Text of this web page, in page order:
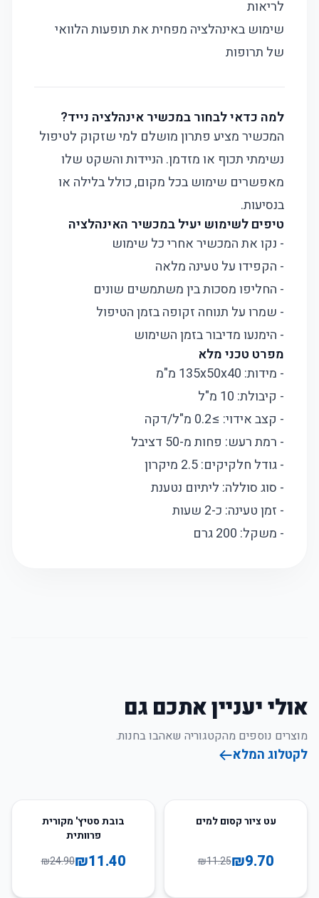
לריאות
שימוש באינהלציה מפחית את תופעות הלוואי
של תרופות
למה כדאי לבחור במכשיר אינהלציה נייד?
המכשיר מציע פתרון מושלם למי שזקוק לטיפול
נשימתי תכוף או מזדמן. הניידות והשקט שלו
מאפשרים שימוש בכל מקום, כולל בלילה או
בנסיעות.
טיפים לשימוש יעיל במכשיר האינהלציה
- נקו את המכשיר אחרי כל שימוש
- הקפידו על טעינה מלאה
- החליפו מסכות בין משתמשים שונים
- שמרו על תנוחה זקופה בזמן הטיפול
- הימנעו מדיבור בזמן השימוש
מפרט טכני מלא
- מידות: 135x50x40 מ"מ
- קיבולת: 10 מ"ל
- קצב אידוי: ≥0.2 מ"ל/דקה
- רמת רעש: פחות מ-50 דציבל
- גודל חלקיקים: 2.5 מיקרון
- סוג סוללה: ליתיום נטענת
- זמן טעינה: כ-2 שעות
- משקל: 200 גרם
אולי יעניין אתכם גם
מוצרים נוספים מהקטגוריה שאהבו בחנות.
לקטלוג המלא
עט ציור קסום למים
₪9.70
₪11.25
בובת סטיץ' מקורית
פרוותית
₪11.40
₪24.90